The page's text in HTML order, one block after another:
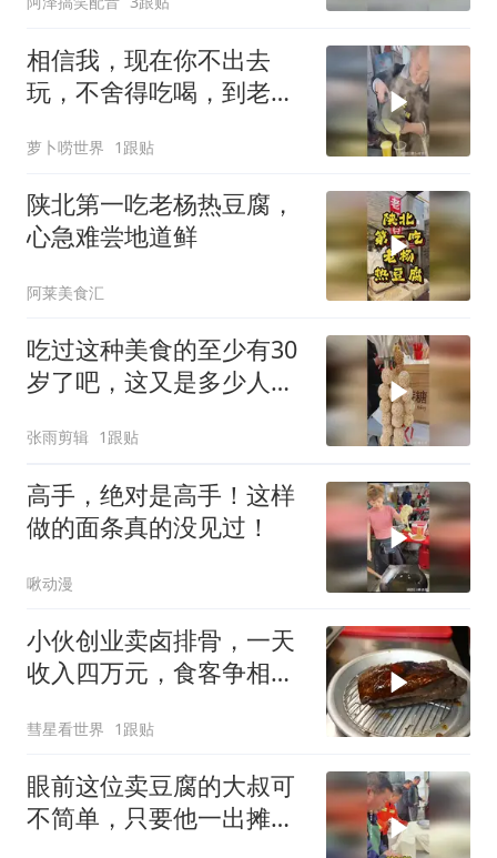
相信我，现在你不出去
玩，不舍得吃喝，到老了
萝卜唠世界 1跟贴
陕北第一吃老杨热豆腐，
心急难尝地道鲜
阿莱美食汇
吃过这种美食的至少有30
岁了吧，这又是多少人的
张雨剪辑 1跟贴
高手，绝对是高手！这样
做的面条真的没见过！
啾动漫
小伙创业卖卤排骨，一天
收入四万元，食客争相排
彗星看世界 1跟贴
眼前这位卖豆腐的大叔可
不简单，只要他一出摊，